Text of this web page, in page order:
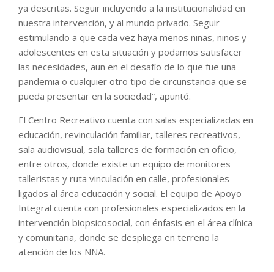
ya descritas. Seguir incluyendo a la institucionalidad en
nuestra intervención, y al mundo privado. Seguir
estimulando a que cada vez haya menos niñas, niños y
adolescentes en esta situación y podamos satisfacer
las necesidades, aun en el desafío de lo que fue una
pandemia o cualquier otro tipo de circunstancia que se
pueda presentar en la sociedad”, apuntó.
El Centro Recreativo cuenta con salas especializadas en
educación, revinculación familiar, talleres recreativos,
sala audiovisual, sala talleres de formación en oficio,
entre otros, donde existe un equipo de monitores
talleristas y ruta vinculación en calle, profesionales
ligados al área educación y social. El equipo de Apoyo
Integral cuenta con profesionales especializados en la
intervención biopsicosocial, con énfasis en el área clínica
y comunitaria, donde se despliega en terreno la
atención de los NNA.